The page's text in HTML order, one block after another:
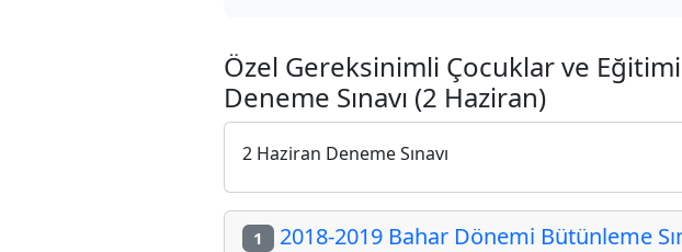
Özel Gereksinimli Çocuklar ve
Deneme Sınavı (2 Haziran)
2 Haziran Deneme Sınavı
1 2018-2019 Bahar Dönemi Bütünleme